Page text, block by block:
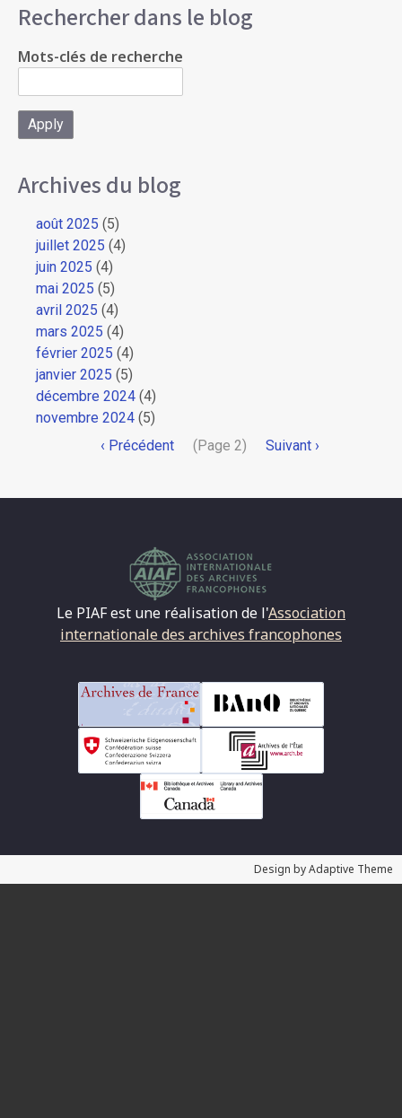
Rechercher dans le blog
Mots-clés de recherche
Archives du blog
août 2025 (5)
juillet 2025 (4)
juin 2025 (4)
mai 2025 (5)
avril 2025 (4)
mars 2025 (4)
février 2025 (4)
janvier 2025 (5)
décembre 2024 (4)
novembre 2024 (5)
PaginationPage
‹ Précédent (Page 2)
Page
Suivant ›
Le PIAF est une réalisation de l'Association
internationale des archives francophones
Design by Adaptive Theme